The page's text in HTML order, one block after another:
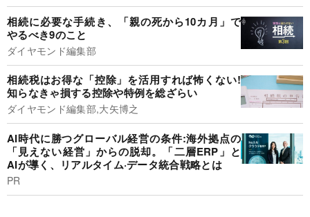
相続に必要な手続き、「親の死から10カ月」で
やるべき9のこと
ダイヤモンド編集部
相続税はお得な「控除」を活用すれば怖くない!
知らなきゃ損する控除や特例を総ざらい
ダイヤモンド編集部,大矢博之
AI時代に勝つグローバル経営の条件:海外拠点の
「見えない経営」からの脱却。「二層ERP」と
AIが導く、リアルタイム·データ統合戦略とは
PR